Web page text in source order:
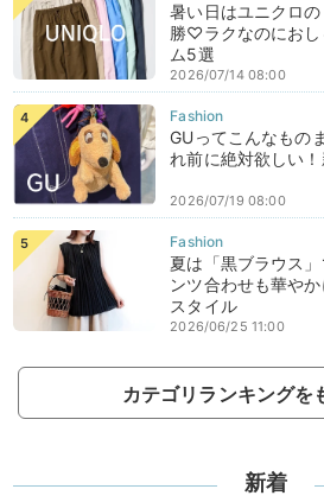
暑い日はユニクロ
勝♡ラクなのにおし
ム5選
2026/07/14 08:00
GUってこんなもの
れ前に絶対欲しい
2026/07/19 08:00
夏は「黒ブラウス
ンツ合わせも華や
スタイル
2026/06/25 11:00
カテゴリランキングを
新着